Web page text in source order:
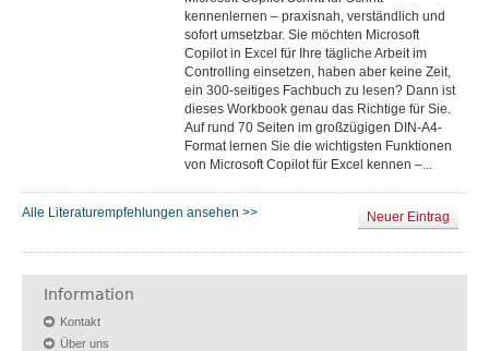
kennenlernen – praxisnah, verständlich und
sofort umsetzbar. Sie möchten Microsoft
Copilot in Excel für Ihre tägliche Arbeit im
Controlling einsetzen, haben aber keine Zeit,
ein 300-seitiges Fachbuch zu lesen? Dann ist
dieses Workbook genau das Richtige für Sie.
Auf rund 70 Seiten im großzügigen DIN-A4-
Format lernen Sie die wichtigsten Funktionen
von Microsoft Copilot für Excel kennen –...
Alle Literaturempfehlungen ansehen >> Neuer Eintrag
Information
Kontakt
Über uns